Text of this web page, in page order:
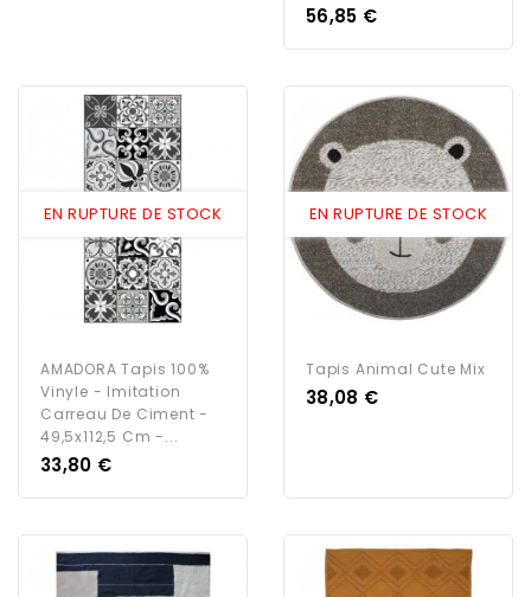
Prix
56,85 €
EN RUPTURE DE STOCK
AMADORA Tapis 100%
Vinyle - Imitation
Carreau De Ciment -
49,5x112,5 Cm -...
Prix
33,80 €
EN RUPTURE DE STOCK
Tapis Animal Cute Mix
Prix
38,08 €